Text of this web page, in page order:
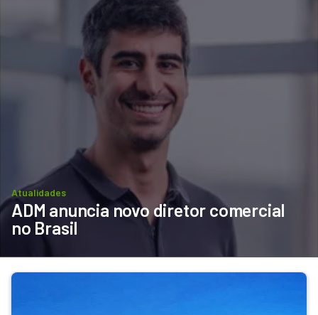
Atualidades
ADM anuncia novo diretor comercial
no Brasil